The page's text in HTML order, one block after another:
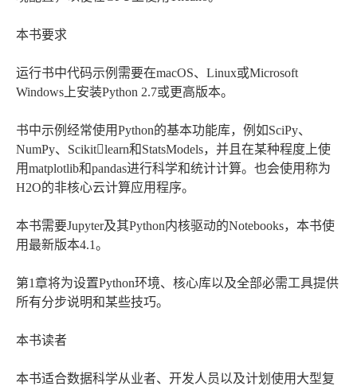
本书要求
运行书中代码示例需要在macOS、Linux或Microsoft
Windows上安装Python 2.7或更高版本。
书中示例经常使用Python的基本功能库，例如SciPy、
NumPy、Scikitlearn和StatsModels，并且在某种程度上使
用matplotlib和pandas进行科学和统计计算。也会使用称为
H2O的非核心云计算应用程序。
本书需要Jupyter及其Python内核驱动的Notebooks，本书使
用最新版本4.1。
第1章将为设置Python环境、核心库以及全部必需工具提供
所有分步说明和某些技巧。
本书读者
本书适合数据科学从业者、开发人员以及计划使用大型复